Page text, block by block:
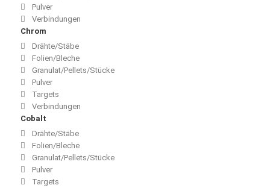
Pulver
Verbindungen
Chrom
Drähte/Stäbe
Folien/Bleche
Granulat/Pellets/Stücke
Pulver
Targets
Verbindungen
Cobalt
Drähte/Stäbe
Folien/Bleche
Granulat/Pellets/Stücke
Pulver
Targets